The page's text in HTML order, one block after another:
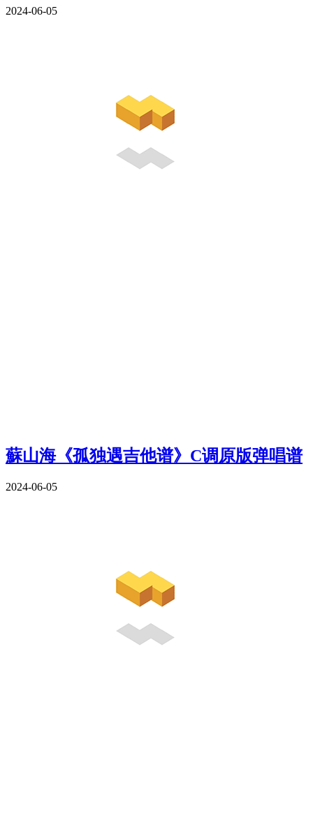
2024-06-05
蘇山海《孤独遇吉他谱》C调原版弹唱谱
2024-06-05